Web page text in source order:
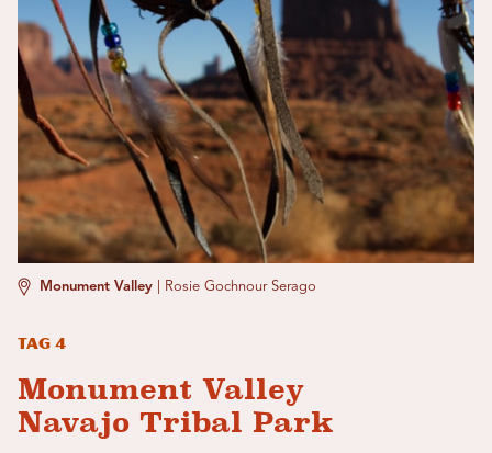
Monument Valley Rosie Gochnour Serago
Tag 4
Monument Valley
Navajo Tribal Park